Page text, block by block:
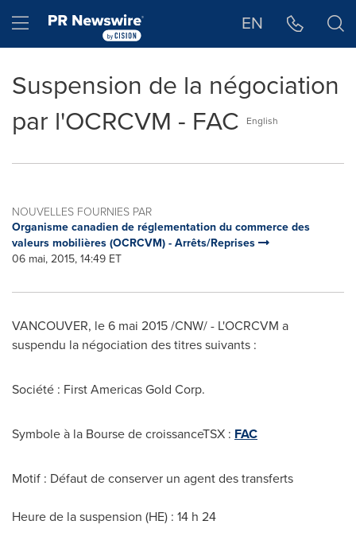
Hamburger menu EN
Suspension de la négociation
par l'OCRCVM - FAC
English
NOUVELLES FOURNIES PAR
Organisme canadien de réglementation du commerce des
valeurs mobilières (OCRCVM) - Arrêts/Reprises
06 mai, 2015, 14:49 ET
VANCOUVER, le 6 mai 2015 /CNW/ - L'OCRCVM a
suspendu la négociation des titres suivants :
Société : First Americas Gold Corp.
Symbole à la Bourse de croissanceTSX : FAC
Motif : Défaut de conserver un agent des transferts
Heure de la suspension (HE) : 14 h 24